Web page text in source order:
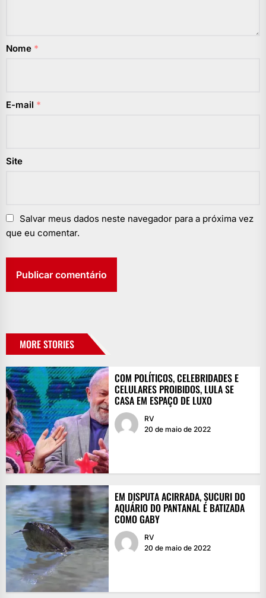
Nome *
E-mail *
Site
Salvar meus dados neste navegador para a próxima vez
que eu comentar.
MORE STORIES
COM POLÍTICOS, CELEBRIDADES E
CELULARES PROIBIDOS, LULA SE
CASA EM ESPAÇO DE LUXO
RV
20 de maio de 2022
EM DISPUTA ACIRRADA, SUCURI DO
AQUÁRIO DO PANTANAL É BATIZADA
COMO GABY
RV
20 de maio de 2022